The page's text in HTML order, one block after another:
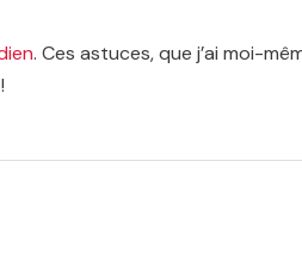
. Ces astuces, que j’ai moi-